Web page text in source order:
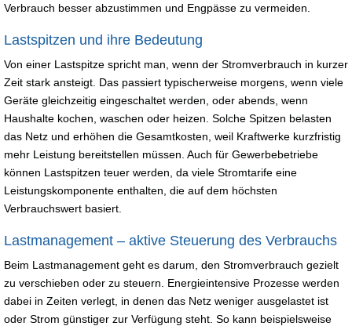
Verbrauch besser abzustimmen und Engpässe zu vermeiden.
Lastspitzen und ihre Bedeutung
Von einer Lastspitze spricht man, wenn der Stromverbrauch in kurzer
Zeit stark ansteigt. Das passiert typischerweise morgens, wenn viele
Geräte gleichzeitig eingeschaltet werden, oder abends, wenn
Haushalte kochen, waschen oder heizen. Solche Spitzen belasten
das Netz und erhöhen die Gesamtkosten, weil Kraftwerke kurzfristig
mehr Leistung bereitstellen müssen. Auch für Gewerbebetriebe
können Lastspitzen teuer werden, da viele Stromtarife eine
Leistungskomponente enthalten, die auf dem höchsten
Verbrauchswert basiert.
Lastmanagement – aktive Steuerung des Verbrauchs
Beim Lastmanagement geht es darum, den Stromverbrauch gezielt
zu verschieben oder zu steuern. Energieintensive Prozesse werden
dabei in Zeiten verlegt, in denen das Netz weniger ausgelastet ist
oder Strom günstiger zur Verfügung steht. So kann beispielsweise